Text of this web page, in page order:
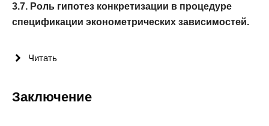
3.7. Роль гипотез конкретизации в процедуре
спецификации эконометрических зависимостей.
Читать
Заключение